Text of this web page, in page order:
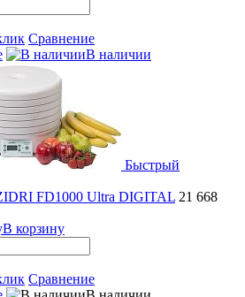
Сравнение
В наличии
Быстрый
FD1000 Ultra DIGITAL 21 668
В корзину
Сравнение